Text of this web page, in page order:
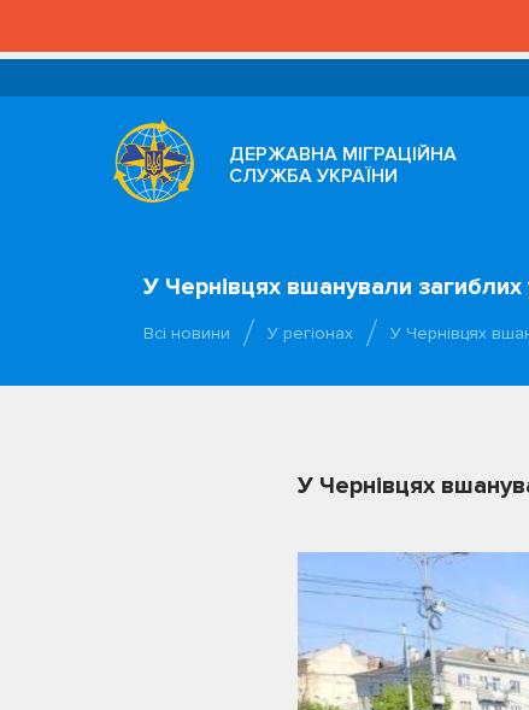
ДЕРЖАВНА МІГРАЦІЙНА
СЛУЖБА УКРАЇНИ
У Чернівцях вшанували загиблих
Всі новини У регіонах У Чернівцях
У Чернівцях